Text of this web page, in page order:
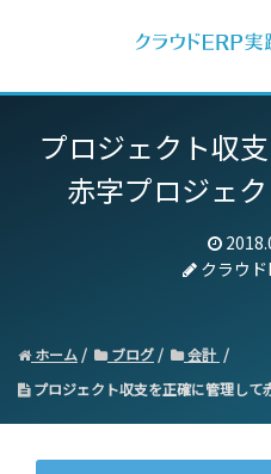
プロジェクト収
赤字プロジェ
クラウ
ホーム ブログ
会計
プロジェクト収支を正確に管理して